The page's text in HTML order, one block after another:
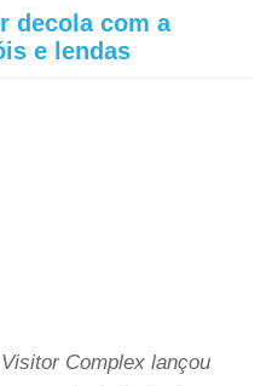
decola com a
e lendas
Complex lançou